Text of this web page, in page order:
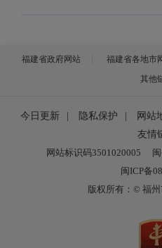
福建省政府网站 福建省各地市
其他
今日更新 隐私保护 网站
友情
网站标识码3501020005
闽ICP备
版权所有：© 福